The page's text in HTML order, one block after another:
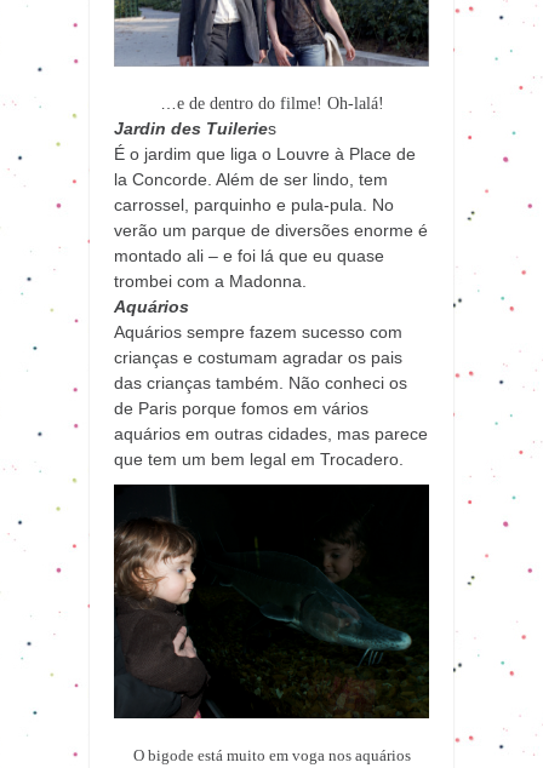
e de dentro do filme! Oh-lalá!
Jardin des Tuileries
É o jardim que liga o Louvre à Place de
la Concorde. Além de ser lindo, tem
carrossel, parquinho e pula-pula. No
verão um parque de diversões enorme é
montado ali – e foi lá que eu quase
trombei com a Madonna.
Aquários
Aquários sempre fazem sucesso com
crianças e costumam agradar os pais
das crianças também. Não conheci os
de Paris porque fomos em vários
aquários em outras cidades, mas parece
que tem um bem legal em Trocadero.
O bigode está muito em voga nos aquários